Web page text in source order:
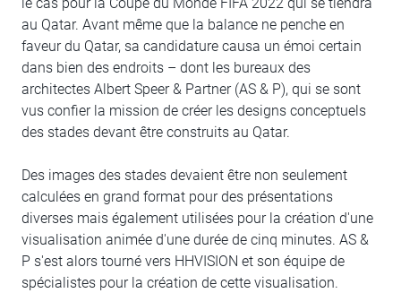
au Qatar. Avant même que la balance ne penche en
faveur du Qatar, sa candidature causa un émoi certain
dans bien des endroits – dont les bureaux des
architectes Albert Speer & Partner (AS & P), qui se sont
vus confier la mission de créer les designs conceptuels
des stades devant être construits au Qatar.
Des images des stades devaient être non seulement
calculées en grand format pour des présentations
diverses mais également utilisées pour la création d'une
visualisation animée d'une durée de cinq minutes. AS &
P s'est alors tourné vers HHVISION et son équipe de
spécialistes pour la création de cette visualisation.